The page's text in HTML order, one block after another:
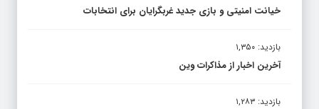
خیانت امنیتی و بازی جدید غربگرایان برای انتخابات
بازدید: ۱,۳۵۰
آخرین اخبار از مذاکرات وین
بازدید: ۱,۲۸۳